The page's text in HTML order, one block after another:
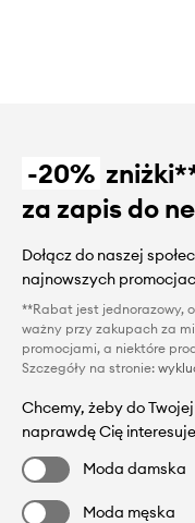
-20%
za zapis do
Dołącz do naszej
najnowszych
**Rabat jest jednorazowy,
ważny przy zakupach za
promocjami, a niektóre
Szczegóły na stronie:
Chcemy, żeby do
naprawdę Cię
Moda damska
Moda męska